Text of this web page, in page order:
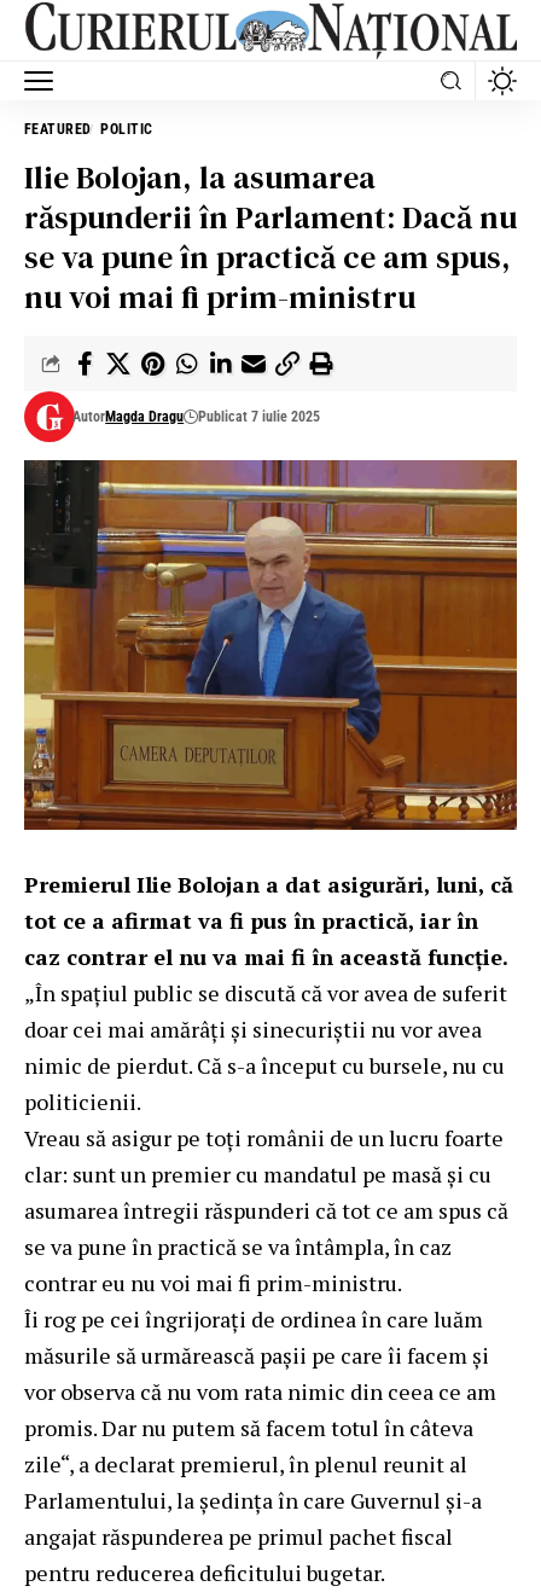
FEATURED POLITIC
Ilie Bolojan, la asumarea
răspunderii în Parlament: Dacă nu
se va pune în practică ce am spus,
nu voi mai fi prim-ministru
AutorMagda Dragu Publicat 7 iulie 2025
Premierul Ilie Bolojan a dat asigurări, luni, că
tot ce a afirmat va fi pus în practică, iar în
caz contrar el nu va mai fi în această funcție.
„În spațiul public se discută că vor avea de suferit
doar cei mai amărâți și sinecuriștii nu vor avea
nimic de pierdut. Că s-a început cu bursele, nu cu
politicienii.
Vreau să asigur pe toți românii de un lucru foarte
clar: sunt un premier cu mandatul pe masă și cu
asumarea întregii răspunderi că tot ce am spus că
se va pune în practică se va întâmpla, în caz
contrar eu nu voi mai fi prim-ministru.
Îi rog pe cei îngrijorați de ordinea în care luăm
măsurile să urmărească pașii pe care îi facem și
vor observa că nu vom rata nimic din ceea ce am
promis. Dar nu putem să facem totul în câteva
zile“, a declarat premierul, în plenul reunit al
Parlamentului, la ședința în care Guvernul și-a
angajat răspunderea pe primul pachet fiscal
pentru reducerea deficitului bugetar.